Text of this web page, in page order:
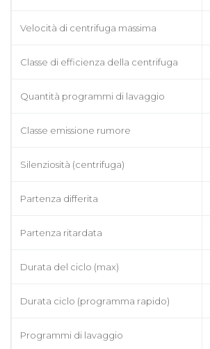
Velocità di centrifuga massima
Classe di efficienza della centrifuga
Quantità programmi di lavaggio
Classe emissione rumore
Silenziosità (centrifuga)
Partenza differita
Partenza ritardata
Durata del ciclo (max)
Durata ciclo (programma rapido)
Programmi di lavaggio